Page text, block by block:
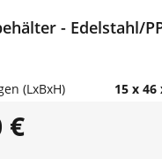
- Edelstahl/
(LxBxH) 15 x 46
€